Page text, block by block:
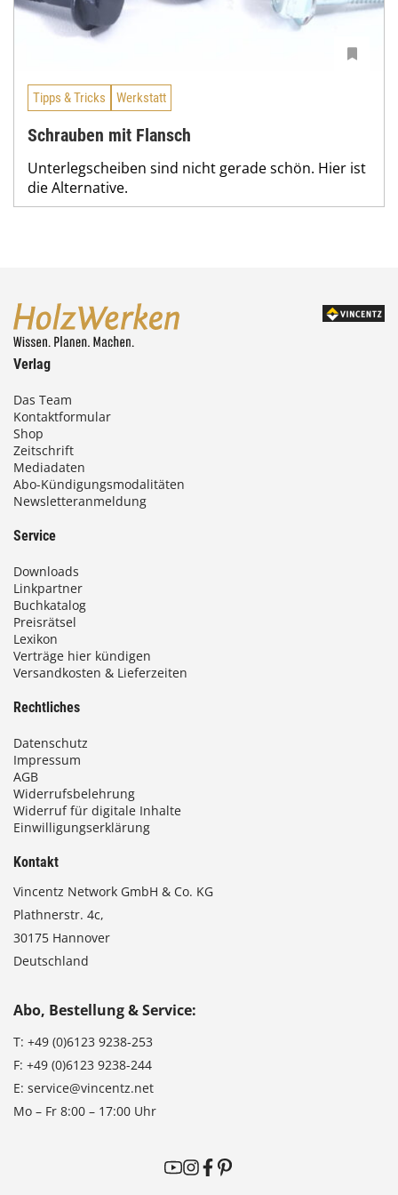
Tipps & Tricks Werkstatt
Schrauben mit Flansch
Unterlegscheiben sind nicht gerade schön. Hier ist
die Alternative.
Verlag
Das Team
Kontaktformular
Shop
Zeitschrift
Mediadaten
Abo-Kündigungsmodalitäten
Newsletteranmeldung
Service
Downloads
Linkpartner
Buchkatalog
Preisrätsel
Lexikon
Verträge hier kündigen
Versandkosten & Lieferzeiten
Rechtliches
Datenschutz
Impressum
AGB
Widerrufsbelehrung
Widerruf für digitale Inhalte
Einwilligungserklärung
Kontakt
Vincentz Network GmbH & Co. KG
Plathnerstr. 4c,
30175 Hannover
Deutschland
Abo, Bestellung & Service:
T: +49 (0)6123 9238-253
F: +49 (0)6123 9238-244
E: service@vincentz.net
Mo – Fr 8:00 – 17:00 Uhr